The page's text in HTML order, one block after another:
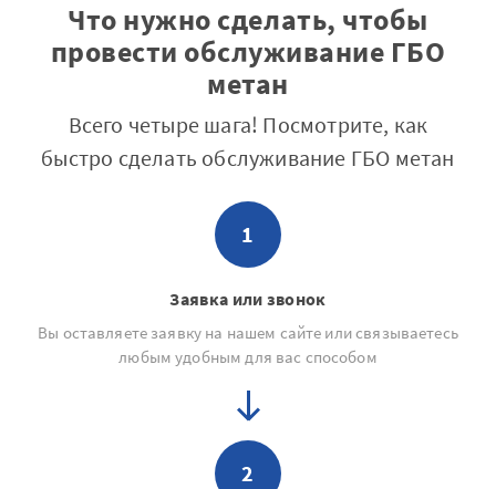
Что нужно сделать, чтобы
провести обслуживание ГБО
метан
Всего четыре шага! Посмотрите, как
быстро сделать обслуживание ГБО метан
1
Заявка или звонок
Вы оставляете заявку на нашем сайте или связываетесь
любым удобным для вас способом
2